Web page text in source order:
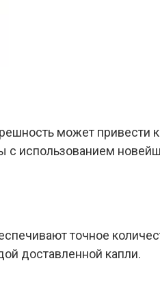
может привести
использованием
точное
доставленной капли.